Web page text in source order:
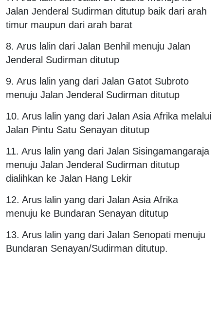
Jalan Jenderal Sudirman ditutup baik dari arah
timur maupun dari arah barat
8. Arus lalin dari Jalan Benhil menuju Jalan
Jenderal Sudirman ditutup
9. Arus lalin yang dari Jalan Gatot Subroto
menuju Jalan Jenderal Sudirman ditutup
10. Arus lalin yang dari Jalan Asia Afrika melalui
Jalan Pintu Satu Senayan ditutup
11. Arus lalin yang dari Jalan Sisingamangaraja
menuju Jalan Jenderal Sudirman ditutup
dialihkan ke Jalan Hang Lekir
12. Arus lalin yang dari Jalan Asia Afrika
menuju ke Bundaran Senayan ditutup
13. Arus lalin yang dari Jalan Senopati menuju
Bundaran Senayan/Sudirman ditutup.